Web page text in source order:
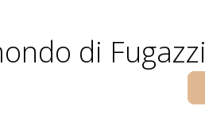
di Fugazzi